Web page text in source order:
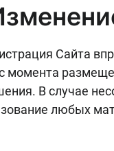
Сайта
момента
В случае
любых